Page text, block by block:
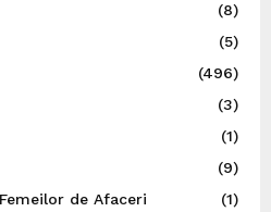
(8)
(5)
(496)
(3)
(1)
(9)
de Afaceri
(1)